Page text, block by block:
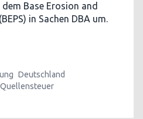
Base Erosion and
in Sachen DBA um.
Deutschland
Quellensteuer